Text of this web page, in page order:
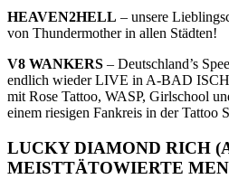
HEAVEN2HELL – unsere
von Thundermother in allen Städten!
V8 WANKERS – Deutschland’s
endlich wieder LIVE in A-BAD
mit Rose Tattoo, WASP, Girlschool
einem riesigen Fankreis in der Tattoo
LUCKY DIAMOND RICH
MEISTTÄTOWIERTE